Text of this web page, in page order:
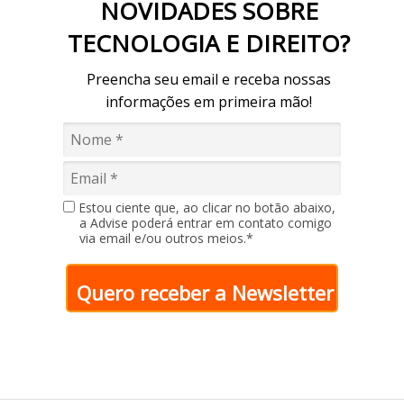
NOVIDADES SOBRE
TECNOLOGIA E DIREITO?
Preencha seu email e receba nossas
informações em primeira mão!
Estou ciente que, ao clicar no botão abaixo,
a Advise poderá entrar em contato comigo
via email e/ou outros meios.*
Quero receber a Newsletter